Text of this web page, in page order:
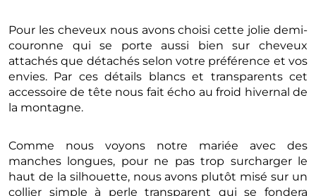
Pour les cheveux nous avons choisi cette jolie demi-
couronne qui se porte aussi bien sur cheveux
attachés que détachés selon votre préférence et vos
envies. Par ces détails blancs et transparents cet
accessoire de tête nous fait écho au froid hivernal de
la montagne.
Comme nous voyons notre mariée avec des
manches longues, pour ne pas trop surcharger le
haut de la silhouette, nous avons plutôt misé sur un
collier simple à perle transparent qui se fondera